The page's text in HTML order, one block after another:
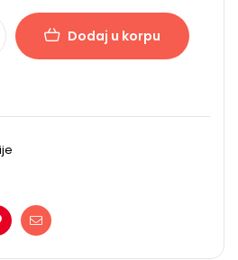
Dodaj u korpu
Email